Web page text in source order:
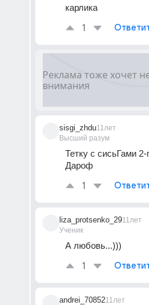
карлика
1
sisgi_zhdu
Высший разум
11лет
Тетку с сисьГами
Дароф
1
liza_protsenko_29
Ученик
11лет
А любовь...)))
1
andrei_7085211лет